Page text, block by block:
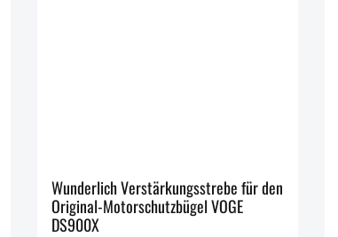
Wunderlich Verstärkungsstrebe für den
Original-Motorschutzbügel VOGE
DS900X